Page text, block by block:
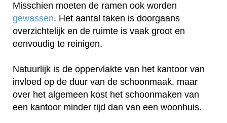
Misschien moeten de ramen ook worden
gewassen. Het aantal taken is doorgaans
overzichtelijk en de ruimte is vaak groot en
eenvoudig te reinigen.
Natuurlijk is de oppervlakte van het kantoor van
invloed op de duur van de schoonmaak, maar
over het algemeen kost het schoonmaken van
een kantoor minder tijd dan van een woonhuis.